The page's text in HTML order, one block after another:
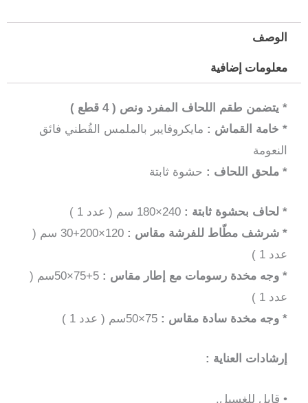
صيفي
ونص
قطع
الوصف
معلومات إضافية
* يتضمن طقم اللحاف المفرد ونص ( 4 قطع )
* خامة القماش : مايكروفايبر بالملمس القُطني فائق
النعومة
* ملحق اللحاف : حشوة ثابتة
* لحاف بحشوة ثابتة :
* شرشف مطّاط للفرشة مقاس :
120×200+30 سم (
عدد 1 )
* وجه مخدة رسومات مع إطار مقاس :
5+75×50سم (
عدد 1 )
* وجه مخدة سادة مقاس :
إرشادات العناية :
• قابل للغسيل.